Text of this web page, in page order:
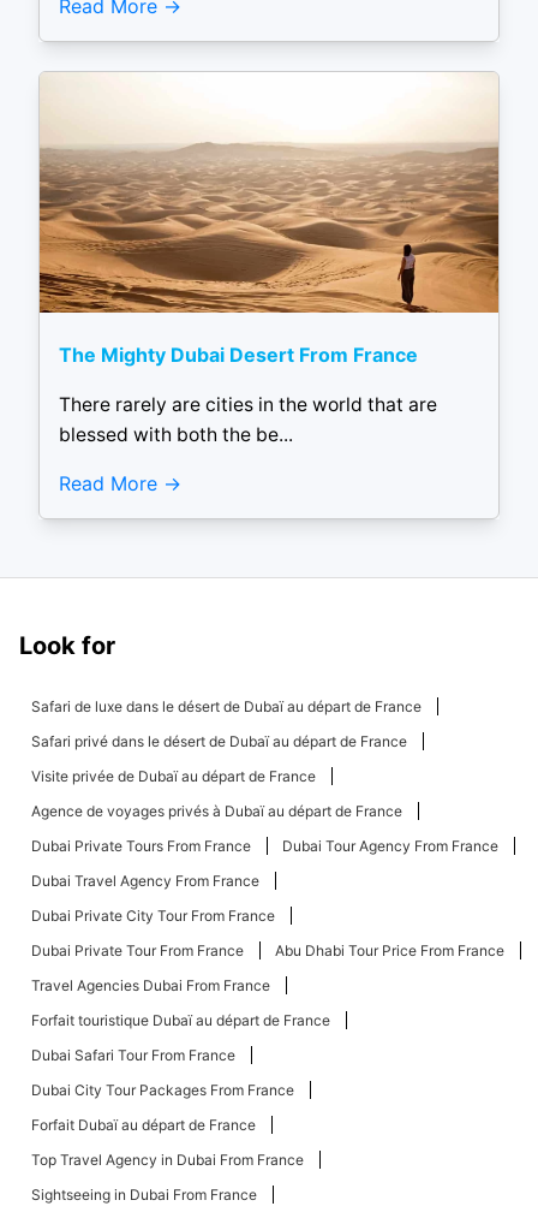
Read More
The Mighty Dubai Desert From France
There rarely are cities in the world that are
blessed with both the be...
Read More
Look for
Safari de luxe dans le désert de Dubaï au départ de France
Safari privé dans le désert de Dubaï au départ de France
Visite privée de Dubaï au départ de France
Agence de voyages privés à Dubaï au départ de France
Dubai Private Tours From France
Dubai Tour Agency From France
Dubai Travel Agency From France
Dubai Private City Tour From France
Dubai Private Tour From France
Abu Dhabi Tour Price From France
Travel Agencies Dubai From France
Forfait touristique Dubaï au départ de France
Dubai Safari Tour From France
Dubai City Tour Packages From France
Forfait Dubaï au départ de France
Top Travel Agency in Dubai From France
Sightseeing in Dubai From France